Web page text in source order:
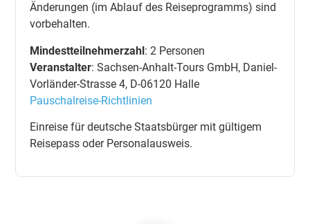
Änderungen (im Ablauf des Reiseprogramms) sind
vorbehalten.
Mindestteilnehmerzahl: 2 Personen
Veranstalter: Sachsen-Anhalt-Tours GmbH, Daniel-
Vorländer-Strasse 4, D-06120 Halle
Pauschalreise-Richtlinien
Einreise für deutsche Staatsbürger mit gültigem
Reisepass oder Personalausweis.